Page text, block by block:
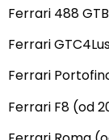
Ferrari 488
Ferrari
Ferrari
Ferrari F8 (od